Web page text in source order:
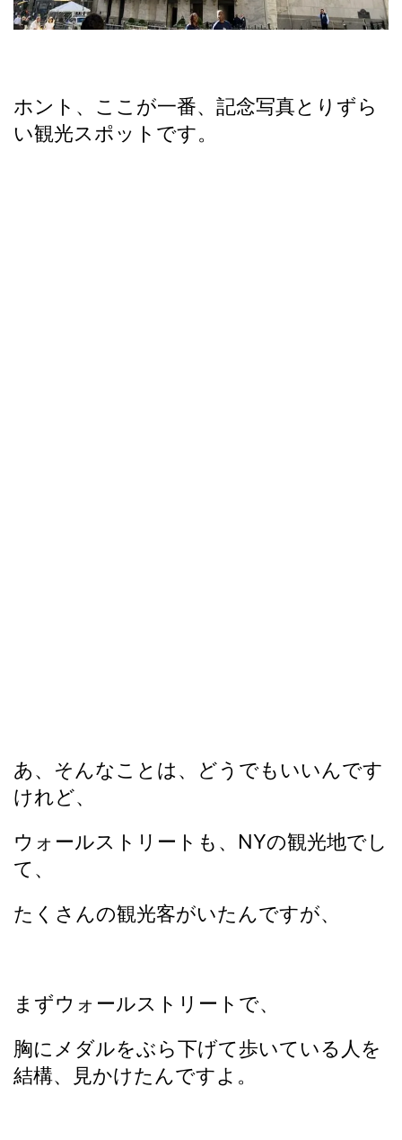
ホント、ここが一番、記念写真とりずら
い観光スポットです。
あ、そんなことは、どうでもいいんです
けれど、
ウォールストリートも、NYの観光地でし
て、
たくさんの観光客がいたんですが、
まずウォールストリートで、
胸にメダルをぶら下げて歩いている人を
結構、見かけたんですよ。